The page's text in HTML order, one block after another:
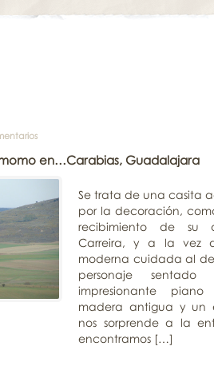
en…Carabias, Guadalajara
Se trata de una casita
por la decoración,
recibimiento de su
Carreira, y a la vez
moderna cuidada al
personaje
impresionante
madera antigua y un
nos sorprende a la
encontramos […]